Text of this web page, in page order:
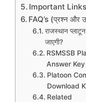
Important Links
FAQ’s (प्रश्न और
राजस्थान
जाएगी?
RSMSSB
Answer
Platoon
Download
Related